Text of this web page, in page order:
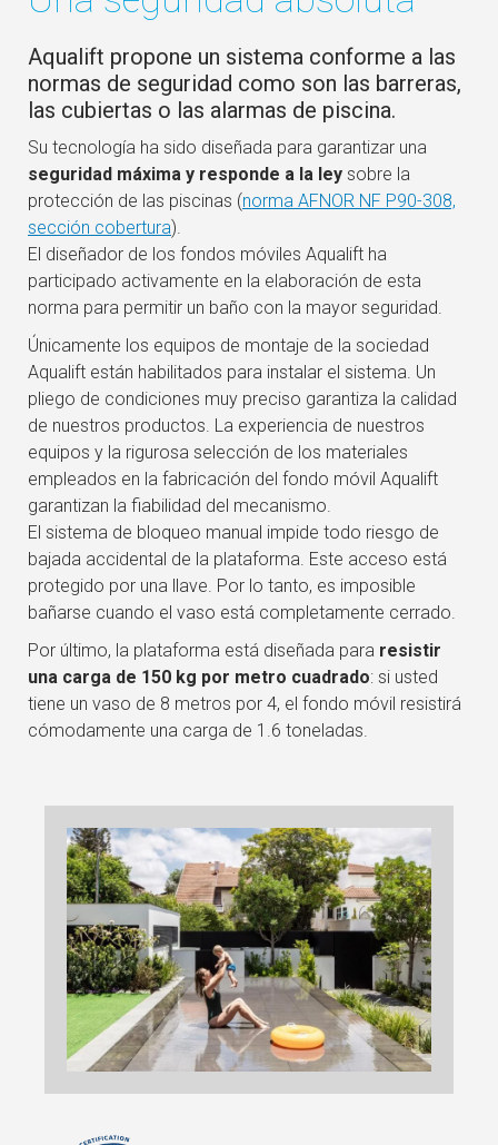
Aqualift propone un sistema conforme a las
normas de seguridad como son las barreras,
las cubiertas o las alarmas de piscina.
Su tecnología ha sido diseñada para garantizar una
seguridad máxima y responde a la ley sobre la
protección de las piscinas (norma AFNOR NF P90-308,
sección cobertura).
El diseñador de los fondos móviles Aqualift ha
participado activamente en la elaboración de esta
norma para permitir un baño con la mayor seguridad.
Únicamente los equipos de montaje de la sociedad
Aqualift están habilitados para instalar el sistema. Un
pliego de condiciones muy preciso garantiza la calidad
de nuestros productos. La experiencia de nuestros
equipos y la rigurosa selección de los materiales
empleados en la fabricación del fondo móvil Aqualift
garantizan la fiabilidad del mecanismo.
El sistema de bloqueo manual impide todo riesgo de
bajada accidental de la plataforma. Este acceso está
protegido por una llave. Por lo tanto, es imposible
bañarse cuando el vaso está completamente cerrado.
Por último, la plataforma está diseñada para resistir
una carga de 150 kg por metro cuadrado: si usted
tiene un vaso de 8 metros por 4, el fondo móvil resistirá
cómodamente una carga de 1.6 toneladas.